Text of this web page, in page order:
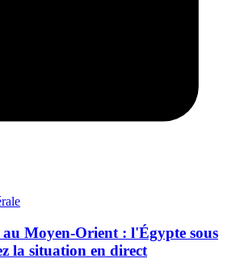
Moyen-Orient : l'Égypte sous
la situation en direct